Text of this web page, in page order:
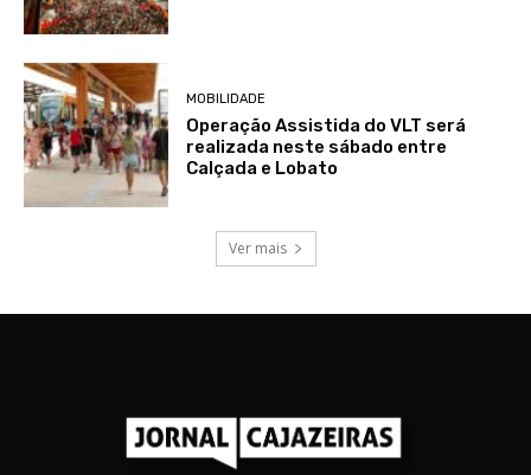
MOBILIDADE
Operação Assistida do VLT será
realizada neste sábado entre
Calçada e Lobato
Ver mais